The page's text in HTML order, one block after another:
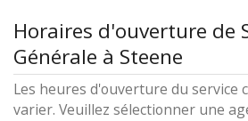
Horaires d'ouverture de
Générale à Steene
Les heures d'ouverture du service
varier. Veuillez sélectionner une